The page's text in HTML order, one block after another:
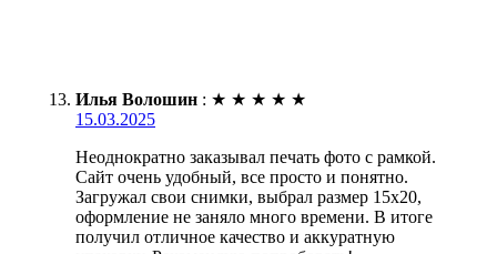
Илья Волошин : ★ ★ ★ ★ ★
15.03.2025
Неоднократно заказывал печать фото с рамкой.
Сайт очень удобный, все просто и понятно.
Загружал свои снимки, выбрал размер 15х20,
оформление не заняло много времени. В итоге
получил отличное качество и аккуратную